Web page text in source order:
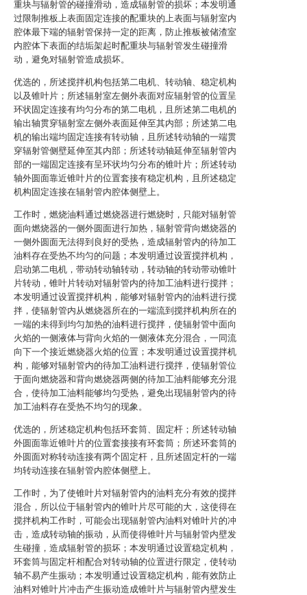
重块与辐射管的碰撞滑动，造成辐射管的损坏；本发明通
过限制推板上表面固定连接的配重块的上表面与辐射室内
腔体最下端的辐射管保持一定的距离，防止推板被储渣室
内腔体下表面的结垢架起时配重块与辐射管发生碰撞滑
动，避免对辐射管造成损坏。
优选的，所述搅拌机构包括第二电机、转动轴、稳定机构
以及锥叶片；所述辐射室左侧外表面对应辐射管的位置呈
环状固定连接有均匀分布的第二电机，且所述第二电机的
输出轴贯穿辐射室左侧外表面延伸至其内部；所述第二电
机的输出端均固定连接有转动轴，且所述转动轴的一端贯
穿辐射管侧壁延伸至其内部；所述转动轴延伸至辐射管内
部的一端固定连接有呈环状均匀分布的锥叶片；所述转动
轴外圆面靠近锥叶片的位置套接有稳定机构，且所述稳定
机构固定连接在辐射管内腔体侧壁上。
工作时，燃烧油料通过燃烧器进行燃烧时，只能对辐射管
面向燃烧器的一侧外圆面进行加热，辐射管背向燃烧器的
一侧外圆面无法得到良好的受热，造成辐射管内的待加工
油料存在受热不均匀的问题；本发明通过设置搅拌机构，
启动第二电机，带动转动轴转动，转动轴的转动带动锥叶
片转动，锥叶片转动对辐射管内的待加工油料进行搅拌；
本发明通过设置搅拌机构，能够对辐射管内的油料进行搅
拌，使辐射管内从燃烧器所在的一端流到搅拌机构所在的
一端的未得到均匀加热的油料进行搅拌，使辐射管中面向
火焰的一侧液体与背向火焰的一侧液体充分混合，一同流
向下一个接近燃烧器火焰的位置；本发明通过设置搅拌机
构，能够对辐射管内的待加工油料进行搅拌，使辐射管位
于面向燃烧器和背向燃烧器两侧的待加工油料能够充分混
合，使待加工油料能够均匀受热，避免出现辐射管内的待
加工油料存在受热不均匀的现象。
优选的，所述稳定机构包括环套筒、固定杆；所述转动轴
外圆面靠近锥叶片的位置套接接有环套筒；所述环套筒的
外圆面对称转动连接有两个固定杆，且所述固定杆的一端
均转动连接在辐射管内腔体侧壁上。
工作时，为了使锥叶片对辐射管内的油料充分有效的搅拌
混合，所以位于辐射管内的锥叶片尽可能的大，这使得在
搅拌机构工作时，可能会出现辐射管内油料对锥叶片的冲
击，造成转动轴的振动，从而使得锥叶片与辐射管内壁发
生碰撞，造成辐射管的损坏；本发明通过设置稳定机构，
环套筒与固定杆相配合对转动轴的位置进行限定，使转动
轴不易产生振动；本发明通过设置稳定机构，能有效防止
油料对锥叶片冲击产生振动造成锥叶片与辐射管内壁发生